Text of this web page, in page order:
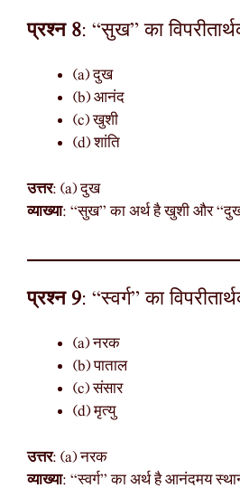
प्रश्न 8: “सुख” का
(a) दुख
(b) आनंद
(c) खुशी
(d) शांति
उत्तर: (a) दुख
व्याख्या: “सुख” का अर्थ है खुशी और
प्रश्न 9: “स्वर्ग” का
(a) नरक
(b) पाताल
(c) संसार
(d) मृत्यु
उत्तर: (a) नरक
व्याख्या: “स्वर्ग” का अर्थ है आनंदमय